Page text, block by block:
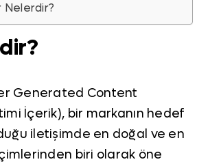
Nelerdir?
Generated Content
İçerik), bir markanın hedef
iletişimde en doğal ve en
biri olarak öne